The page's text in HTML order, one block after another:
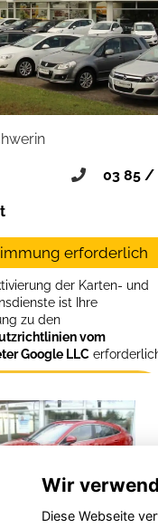
03 85 /
erforderlich
der Karten- und
ist Ihre
zu den
vom
Google LLC
aktivieren
Wir
Diese Webseite